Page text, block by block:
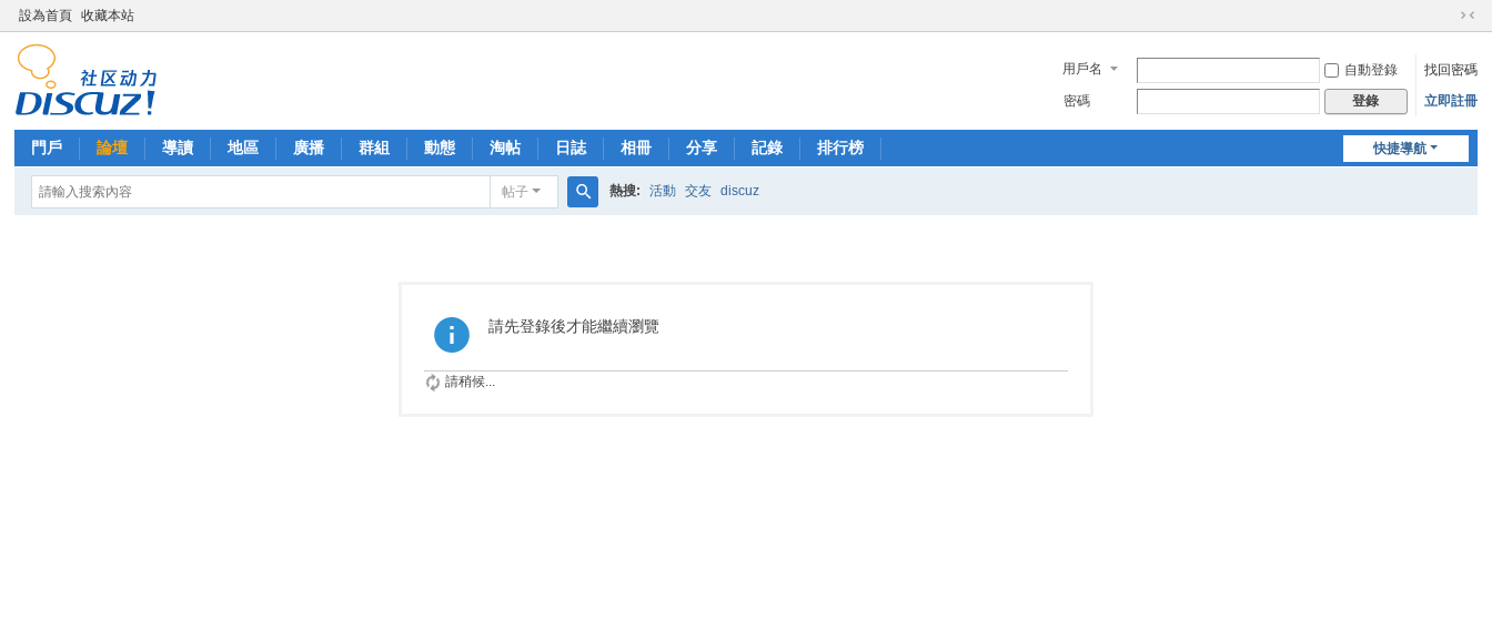
設為首頁 收藏本站
切
到
窄
用戶名 自動登錄
找回密碼
密碼
登錄 立即註冊
快捷導航
門戶 論壇 導讀 地區 廣播 群組 動態 淘帖 日誌 相冊 分享 記錄 排行榜
帖子 熱搜: 活動 交友 discuz
請先登錄後才能繼續瀏覽
請稍候...